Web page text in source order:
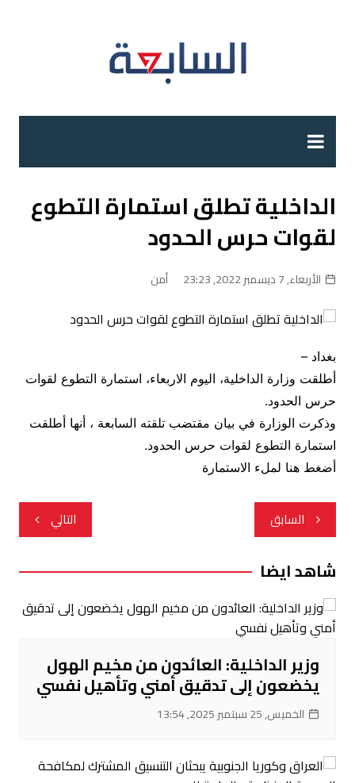
الداخلية تطلق استمارة التطوع
لقوات حرس الحدود
الأربعاء, 7 ديسمبر 2022, 23:23 أمن
بغداد –
أطلقت وزارة الداخلية، اليوم الاربعاء، استمارة التطوع لقوات
حرس الحدود.
وذكرت الوزارة في بيان مقتضب تلقته السابعة ، أنها أطلقت
استمارة التطوع لقوات حرس الحدود.
أضغط هنا لملء الاستمارة
تصفّح
المقالات
السابق التالي
شاهد ايضا
وزير الداخلية: العائدون من مخيم الهول
يخضعون إلى تدقيق أمني وتأهيل نفسي
الخميس, 25 سبتمبر 2025, 13:54